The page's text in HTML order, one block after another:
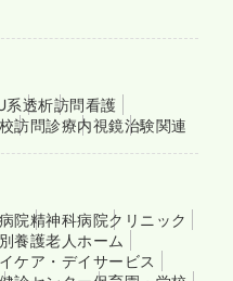
系透析訪問看護
訪問診療内視鏡治験関連
院精神科病院クリニック
養護老人ホーム
ケア・デイサービス